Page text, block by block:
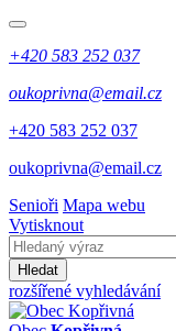
+420 583 252 037
oukoprivna@email.cz
+420 583 252 037
oukoprivna@email.cz
Senioři Mapa webu
Vytisknout
Hledat
rozšířené vyhledávání